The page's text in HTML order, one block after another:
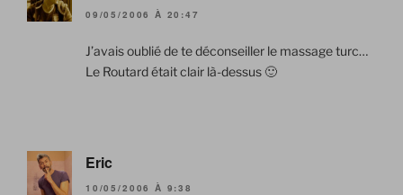
09/05/2006 À 20:47
J’avais oublié de te déconseiller le massage turc…
Le Routard était clair là-dessus 🙂
Eric
10/05/2006 À 9:38